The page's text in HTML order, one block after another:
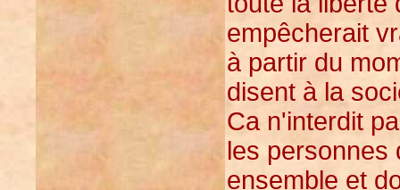
empêcherait
à partir du
disent à la
Ca n'interdit
les personnes
ensemble et